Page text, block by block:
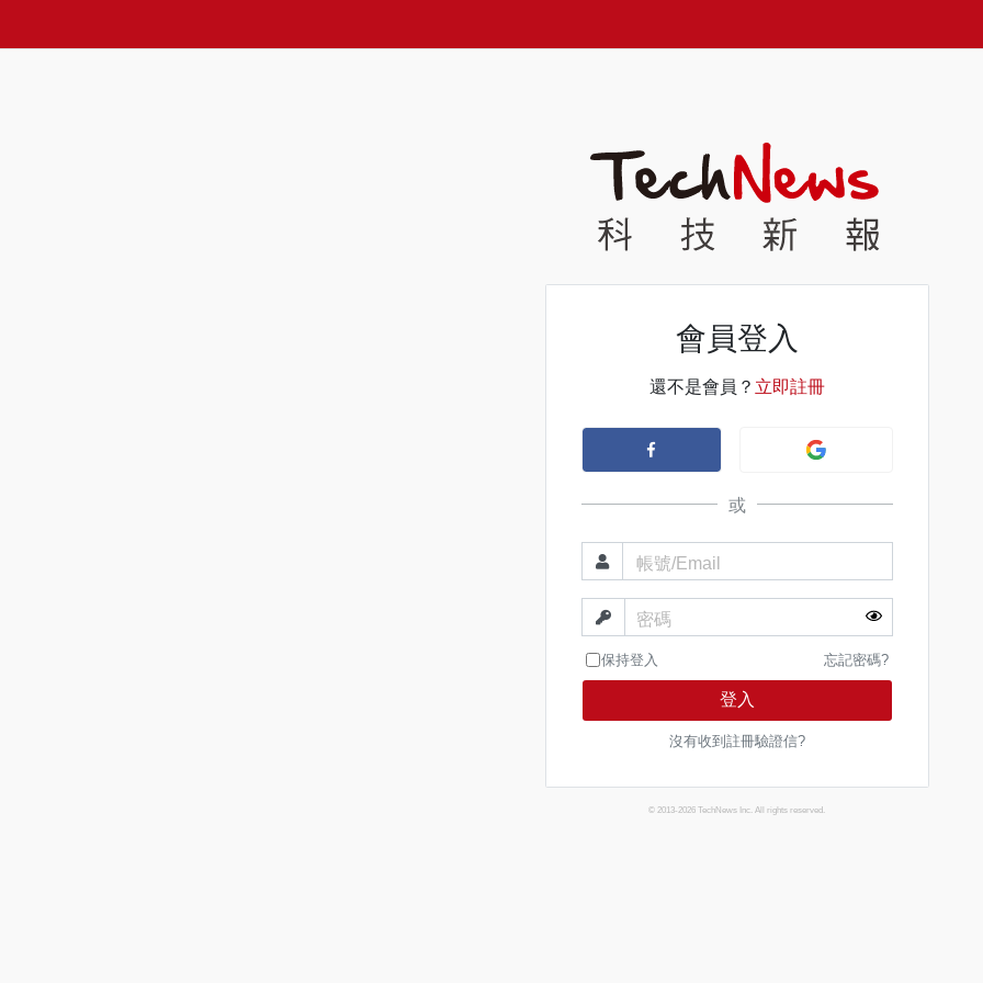
會員登入
還不是會員？ 立即註冊
或
帳號/Email
密碼
保持登入 忘記密碼?
登入
沒有收到註冊驗證信?
© 2013-2026 TechNews Inc. All rights reserved.